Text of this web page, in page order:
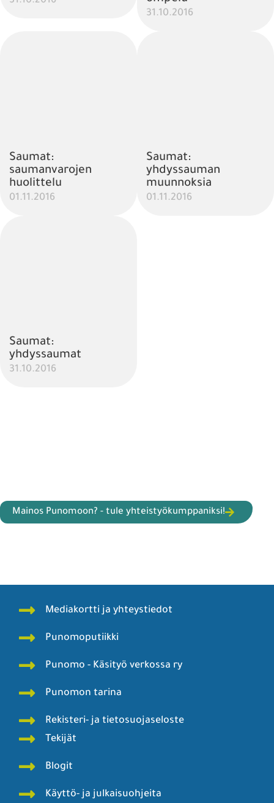
31.10.2016
Saumat:
saumanvarojen
huolittelu
01.11.2016
Saumat:
yhdyssauman
muunnoksia
01.11.2016
Saumat:
yhdyssaumat
31.10.2016
Mainos Punomoon? - tule yhteistyökumppaniksi!
Mediakortti ja yhteystiedot
Punomoputiikki
Punomo - Käsityö verkossa ry
Punomon tarina
Rekisteri- ja tietosuojaseloste
Tekijät
Blogit
Käyttö- ja julkaisuohjeita